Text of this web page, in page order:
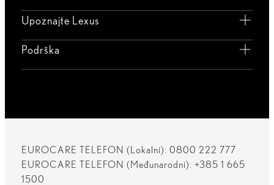
Upoznajte Lexus
Podrška
EUROCARE TELEFON (Lokalni): 0800 222 777
EUROCARE TELEFON (Međunarodni): +385 1 665
1500